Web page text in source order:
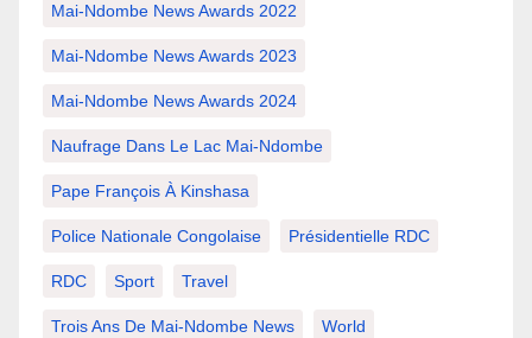
Mai-Ndombe News Awards 2022
Mai-Ndombe News Awards 2023
Mai-Ndombe News Awards 2024
Naufrage Dans Le Lac Mai-Ndombe
Pape François À Kinshasa
Police Nationale Congolaise Présidentielle RDC
RDC Sport Travel
Trois Ans De Mai-Ndombe News World